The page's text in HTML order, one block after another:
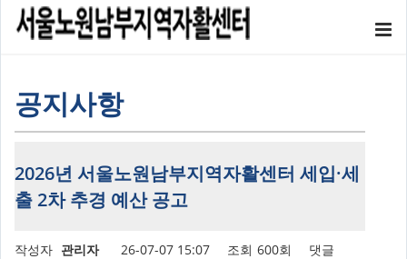
공지사항
2026년 서울노원남부지역자활센터 세입·세
출 2차 추경 예산 공고
작성자 관리자 26-07-07 15:07 조회 600회
댓글